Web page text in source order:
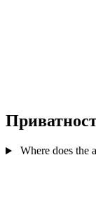
Where does the